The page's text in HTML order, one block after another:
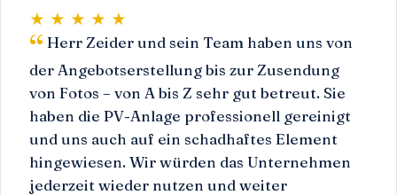
★ ★ ★ ★ ★
Herr Zeider und sein Team haben uns von
der Angebotserstellung bis zur Zusendung
von Fotos – von A bis Z sehr gut betreut. Sie
haben die PV-Anlage professionell gereinigt
und uns auch auf ein schadhaftes Element
hingewiesen. Wir würden das Unternehmen
jederzeit wieder nutzen und weiter